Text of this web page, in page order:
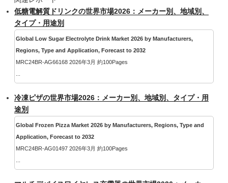
低糖電解質ドリンクの世界市場2026：メーカー別、地域別、
タイプ・用途別
Global Low Sugar Electrolyte Drink Market 2026 by Manufacturers,
Regions, Type and Application, Forecast to 2032
MRC24BR-AG66168 2026年3月 約100Pages
冷凍ピザの世界市場2026：メーカー別、地域別、タイプ・用
途別
Global Frozen Pizza Market 2026 by Manufacturers, Regions, Type and
Application, Forecast to 2032
MRC24BR-AG01497 2026年3月 約100Pages